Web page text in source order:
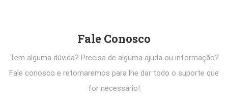
Fale Conosco
Tem alguma dúvida? Precisa de alguma ajuda ou informação?
Fale conosco e retornaremos para lhe dar todo o suporte que
for necessário!